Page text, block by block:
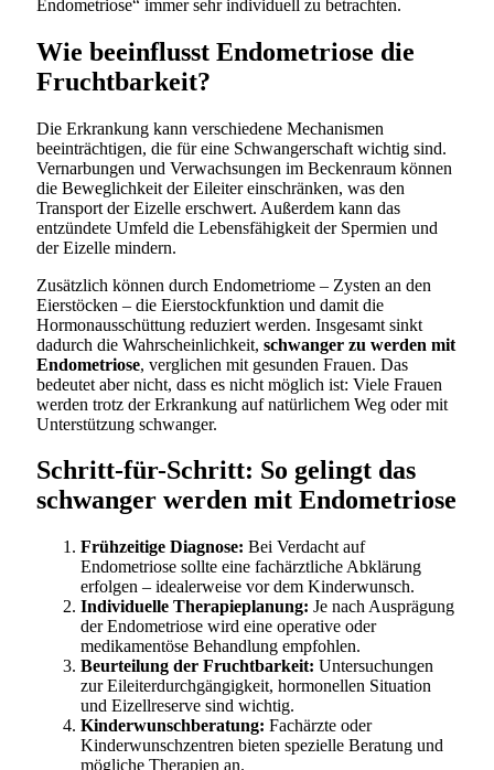
Endometriose“ immer sehr individuell zu betrachten.
Wie beeinflusst Endometriose die
Fruchtbarkeit?
Die Erkrankung kann verschiedene Mechanismen
beeinträchtigen, die für eine Schwangerschaft wichtig sind.
Vernarbungen und Verwachsungen im Beckenraum können
die Beweglichkeit der Eileiter einschränken, was den
Transport der Eizelle erschwert. Außerdem kann das
entzündete Umfeld die Lebensfähigkeit der Spermien und
der Eizelle mindern.
Zusätzlich können durch Endometriome – Zysten an den
Eierstöcken – die Eierstockfunktion und damit die
Hormonausschüttung reduziert werden. Insgesamt sinkt
dadurch die Wahrscheinlichkeit, schwanger zu werden mit
Endometriose, verglichen mit gesunden Frauen. Das
bedeutet aber nicht, dass es nicht möglich ist: Viele Frauen
werden trotz der Erkrankung auf natürlichem Weg oder mit
Unterstützung schwanger.
Schritt-für-Schritt: So gelingt das
schwanger werden mit Endometriose
Frühzeitige Diagnose: Bei Verdacht auf
Endometriose sollte eine fachärztliche Abklärung
erfolgen – idealerweise vor dem Kinderwunsch.
Individuelle Therapieplanung: Je nach Ausprägung
der Endometriose wird eine operative oder
medikamentöse Behandlung empfohlen.
Beurteilung der Fruchtbarkeit: Untersuchungen
zur Eileiterdurchgängigkeit, hormonellen Situation
und Eizellreserve sind wichtig.
Kinderwunschberatung: Fachärzte oder
Kinderwunschzentren bieten spezielle Beratung und
mögliche Therapien an.